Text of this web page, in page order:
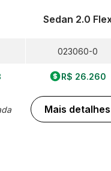
Sedan 2.0
023060-0
R$ 26.260
Mais detalhes